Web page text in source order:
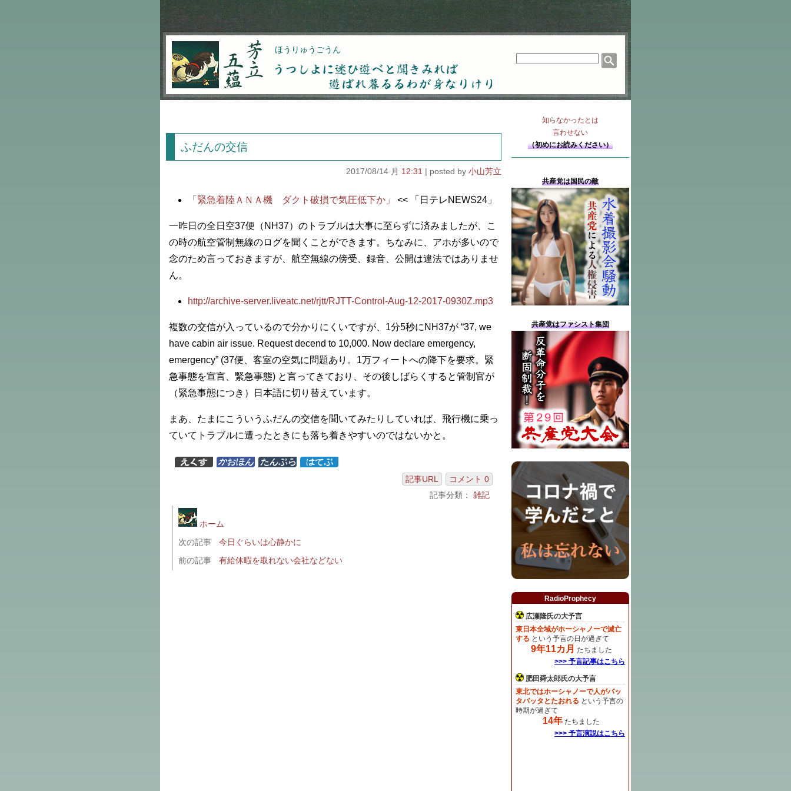
芳立五蘊 ほうりゅうごうん
うつしよに迷ひ遊べと聞きみれば遊ばれ暮るるわが
ふだんの交信
2017/08/14 月 12:31 小山芳立
「緊急着陸ＡＮＡ機 ダクト破損で気圧低下か」 << 「日テレNEWS24」
一昨日の全日空37便（NH37）のトラブルは大事に至らずに済みましたが、こ
の時の航空管制無線のログを聞くことができます。ちなみに、アホが多いので
念のため言っておきますが、航空無線の傍受、録音、公開は違法ではありませ
ん。
http://archive-server.liveatc.net/rjtt/RJTT-Control-Aug-12-2017-0930Z.mp3
複数の交信が入っているので分かりにくいですが、1分5秒にNH37が “37, we
have cabin air issue. Request decend to 10,000. Now declare emergency,
emergency” (37便、客室の空気に問題あり。1万フィートへの降下を要求。緊
急事態を宣言、緊急事態) と言ってきており、その後しばらくすると管制官が
（緊急事態につき）日本語に切り替えています。
まあ、たまにこういうふだんの交信を聞いてみたりしていれば、飛行機に乗っ
ていてトラブルに遭ったときにも落ち着きやすいのではないかと。
記事URL
コメント 0
記事分類： 雑記
ホーム
次の記事
今日ぐらいは心静かに
前の記事
有給休暇を取れない会社などない
知らなかったとは
言わせない
（初めにお読みください）
共産党は国民の敵
共産党はファシスト集団